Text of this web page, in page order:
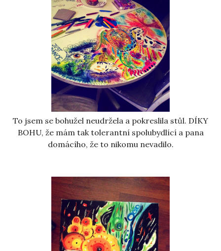
To jsem se bohužel neudržela a pokreslila stůl. DÍKY
BOHU, že mám tak tolerantní spolubydlící a pana
domácího, že to nikomu nevadilo.